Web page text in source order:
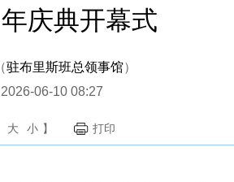
庆典开幕式
驻布里斯班总领事馆）
2026-06-10 08:27
大 小 】 打印